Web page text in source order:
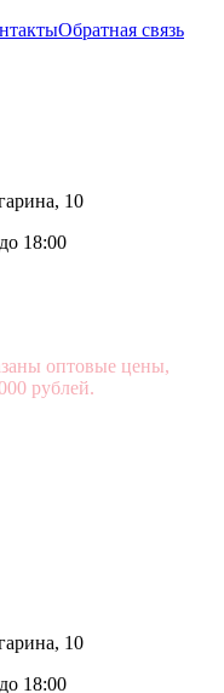
Обратная связь
10
18:00
оптовые цены,
рублей.
10
18:00